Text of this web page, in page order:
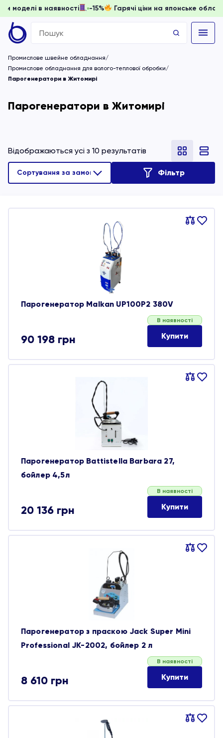
доки моделі в наявності -15% Гарячі ціни на
Search
for:
Промислове швейне обладнання
Промислове обладнання для волого-теплової обробки
Парогенератори в Житомирі
Парогенератори в Житомирі
Відображаються усі з 10 результатів
Фільтр
Порівняти
В
Парогенератор Malkan UP100P2 380V
90 198 грн
В наявності
Купити
Порівняти
В
Парогенератор Battistella Barbara 27,
бойлер 4,5л
20 136 грн
В наявності
Купити
Порівняти
В
Парогенератор з праскою Jack Super Mini
Professional JK-2002, бойлер 2 л
8 610 грн
В наявності
Купити
Порівняти
В